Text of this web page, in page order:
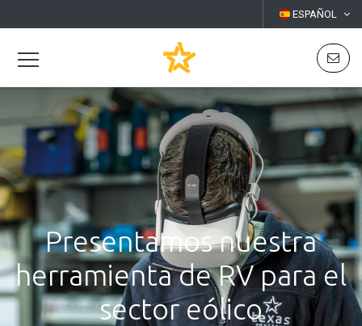
ESPAÑOL
Presentamos nuestra
herramienta de RV para el
sector eólico